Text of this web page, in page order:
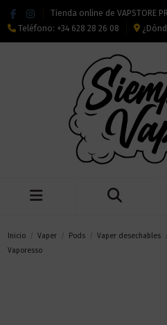
Tienda online de VAPSTORE
Teléfono: +34 628 28 26 08
Inicio Vaper Pods Vaper desechables
Vaporesso